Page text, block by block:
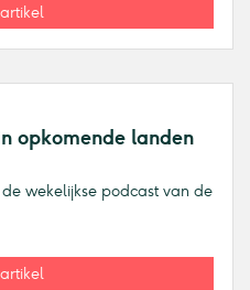
opkomende landen
wekelijkse podcast van de